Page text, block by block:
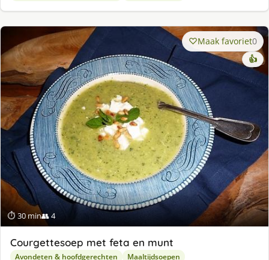
⏱ 30 min👥 4
Maak favoriet0
👍
Courgettesoep met feta en munt
Avondeten & hoofdgerechten Maaltijdsoepen